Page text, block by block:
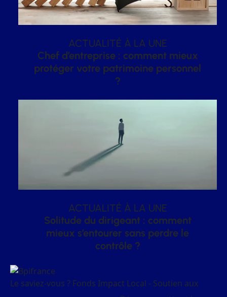
ACTUALITÉ À LA UNE
Chef d’entreprise : comment mieux
protéger votre patrimoine personnel
?
ACTUALITÉ À LA UNE
Solitude du dirigeant : comment
mieux s’entourer sans perdre le
contrôle ?
Le saviez-vous ? Fonds Impact Local - Soutien aux